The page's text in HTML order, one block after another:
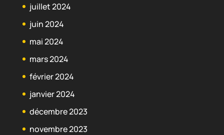
juillet 2024
juin 2024
mai 2024
mars 2024
février 2024
janvier 2024
décembre 2023
novembre 2023